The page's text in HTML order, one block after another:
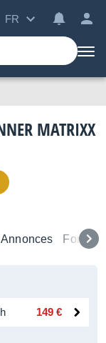
FR
MATRIXX
Annonces Forums
149 €